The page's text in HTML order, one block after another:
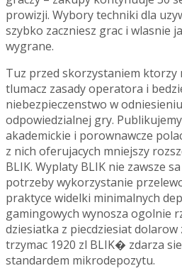
prowizji. Wybory techniki dla
szybko zaczniesz grac i wlasnie
wygrane.
Tuz przed skorzystaniem ktorzy
tlumacz zasady operatora i
niebezpieczenstwo w
odpowiedzialnej gry.
akademickie i porownawcze
z nich oferujacych mniejszy
BLIK. Wyplaty BLIK nie zawsze
potrzeby wykorzystanie
praktyce widelki minimalnych
gamingowych wynosza ogolnie
dziesiatka z piecdziesiat
trzymac 1920 zl BLIK� zdarza
standardem mikrodepozytu.